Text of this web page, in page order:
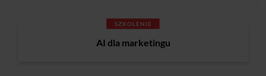
SZKOLENIE
AI dla marketingu